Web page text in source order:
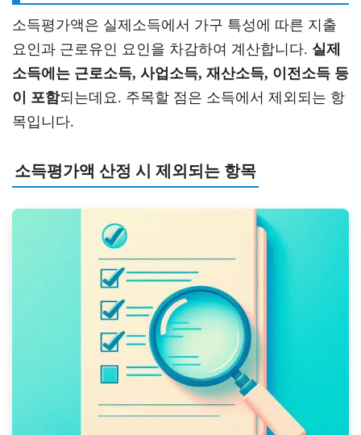
소득평가액은 실제소득에서 가구 특성에 따른 지출
요인과 근로유인 요인을 차감하여 계산합니다. 실제
소득에는 근로소득, 사업소득, 재산소득, 이전소득 등
이 포함되는데요. 주목할 점은 소득에서 제외되는 항
목입니다.
소득평가액 산정 시 제외되는 항목